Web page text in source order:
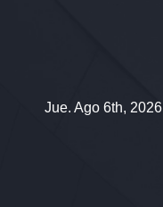
Jue. Ago 6th, 2026